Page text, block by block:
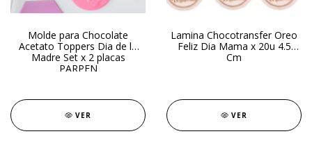
Molde para Chocolate
Acetato Toppers Dia de la
Madre Set x 2 placas
PARPEN
VER
Lamina Chocotransfer Oreo
Feliz Dia Mama x 20u 4.5
Cm
VER